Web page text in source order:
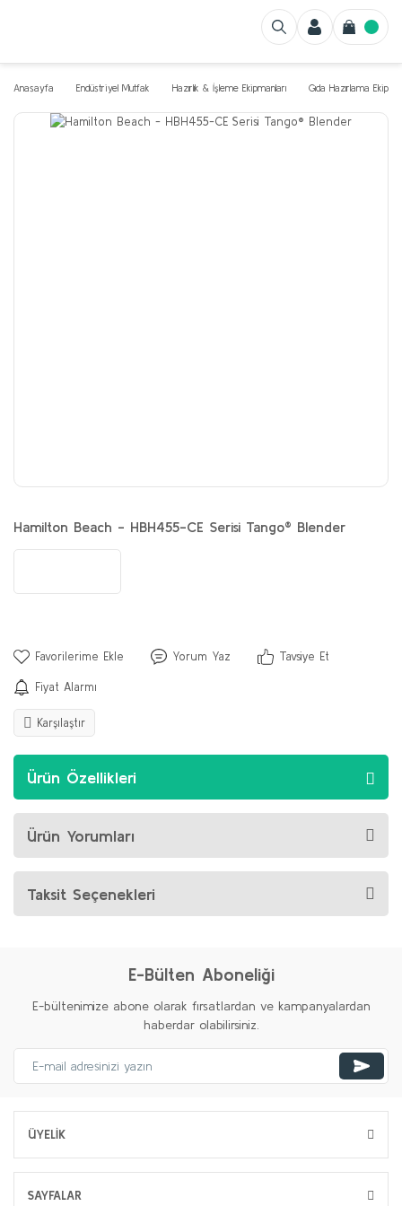
Anasayfa Endüstriyel Mutfak Hazırlık & İşleme Ekipmanları Gıda Hazırlama
Hamilton Beach - HBH455-CE Serisi Tango® Blender
Yorum Yaz Tavsiye Et
Fiyat Alarmı
Karşılaştır
Ürün Özellikleri
Ürün Yorumları
Taksit Seçenekleri
E-Bülten Aboneliği
E-bültenimize abone olarak fırsatlardan ve kampanyalardan
haberdar olabilirsiniz.
ÜYELİK
SAYFALAR